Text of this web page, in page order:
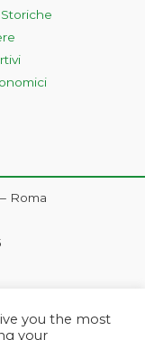
Roma
you the most
your